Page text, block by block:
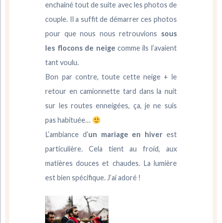
enchainé tout de suite avec les photos de
couple. Il a suffit de démarrer ces photos
pour que nous nous retrouvions sous
les flocons de neige comme ils l’avaient
tant voulu.
Bon par contre, toute cette neige + le
retour en camionnette tard dans la nuit
sur les routes enneigées, ça, je ne suis
pas habituée…
L’ambiance d’un mariage en hiver est
particulière. Cela tient au froid, aux
matières douces et chaudes. La lumière
est bien spécifique. J’ai adoré !